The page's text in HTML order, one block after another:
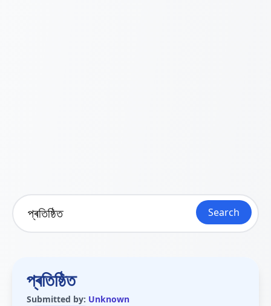
Search
প্ৰতিষ্ঠিত
Submitted by: Unknown